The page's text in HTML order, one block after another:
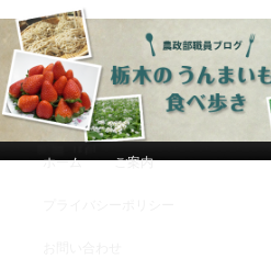
農政部職員ブログ
もの食べ歩き」
メインコンテンツへ移動
サブコンテンツへ移動
ホーム ご案内